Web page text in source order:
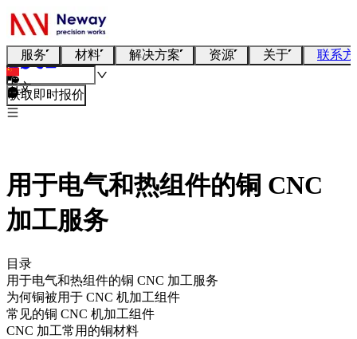
服务 材料 解决方案 资源 关于 联系
中文
获取即时报价
用于电气和热组件的铜 CNC
加工服务
目录
用于电气和热组件的铜 CNC 加工服务
为何铜被用于 CNC 机加工组件
常见的铜 CNC 机加工组件
CNC 加工常用的铜材料